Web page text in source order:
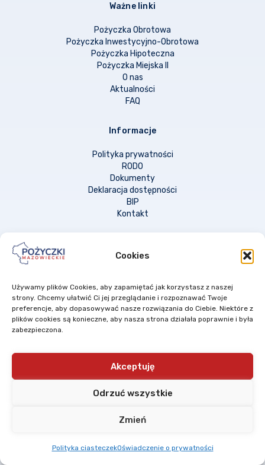
Cookies
Używamy plików Cookies, aby zapamiętać jak korzystasz z naszej
strony. Chcemy ułatwić Ci jej przeglądanie i rozpoznawać Twoje
preferencje, aby dopasowywać nasze rozwiązania do Ciebie. Niektóre z
plików cookies są konieczne, aby nasza strona działała poprawnie i była
zabezpieczona.
Akceptuję
Odrzuć wszystkie
Zmień
Polityka ciasteczekOświadczenie o prywatności
Ważne linki
Pożyczka Obrotowa
Pożyczka Inwestycyjno-Obrotowa
Pożyczka Hipoteczna
Pożyczka Miejska II
O nas
Aktualności
FAQ
Informacje
Polityka prywatności
RODO
Dokumenty
Deklaracja dostępności
BIP
Kontakt